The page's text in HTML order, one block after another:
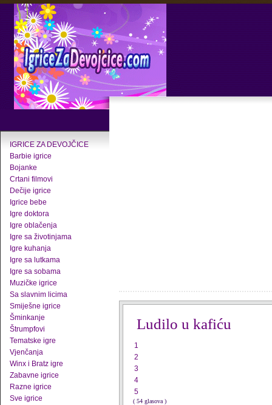
IGRICE ZA DEVOJČICE
Barbie igrice
Bojanke
Crtani filmovi
Dečije igrice
Igrice bebe
Igre doktora
Igre oblačenja
Igre sa životinjama
Igre kuhanja
Igre sa lutkama
Igre sa sobama
Muzičke igrice
Sa slavnim licima
Smiješne igrice
Šminkanje
Štrumpfovi
Tematske igre
Vjenčanja
Winx i Bratz igre
Zabavne igrice
Razne igrice
Sve igrice
Ludilo u kafiću
1
2
3
4
5
( 54 glasova )